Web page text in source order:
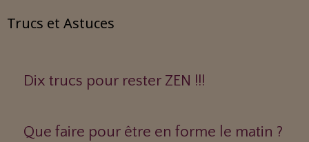
Trucs et Astuces
Dix trucs pour rester ZEN !!!
Que faire pour être en forme le matin ?